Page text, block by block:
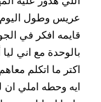
عريس وطول اليوم
قايمه افكر في
بالوحدة مع اني
اكتر ما اتكلم
ايه وحطه املي